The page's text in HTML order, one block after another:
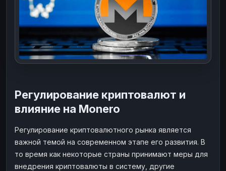
Регулирование криптовалют и
влияние на Monero
Регулирование криптовалютного рынка является
важной темой на современном этапе его развития. В
то время как некоторые страны принимают меры для
внедрения криптовалюты в систему, другие